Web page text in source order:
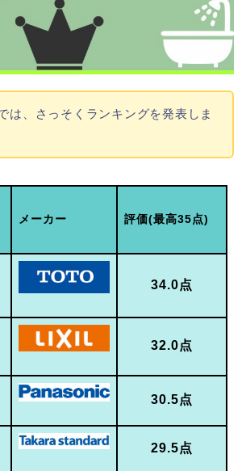
は、さっそくランキングを発表しま
メーカー 評価(最高35点)
34.0点
32.0点
30.5点
29.5点